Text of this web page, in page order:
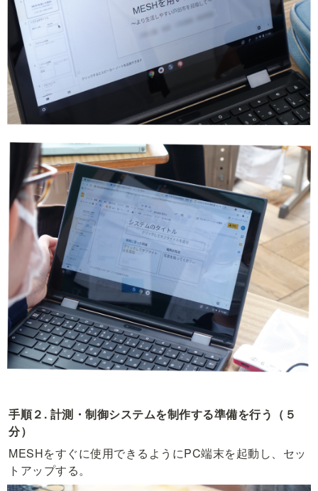
手順２. 計測・制御システムを制作する準備を行う（５
分）
MESHをすぐに使用できるようにPC端末を起動し、セッ
トアップする。